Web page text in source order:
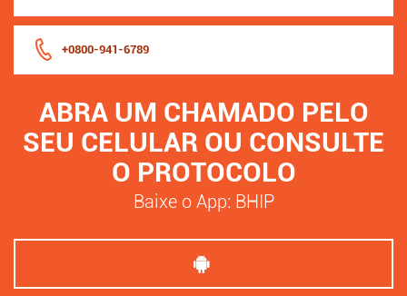
+0800-941-6789
ABRA UM CHAMADO PELO
SEU CELULAR OU CONSULTE
O PROTOCOLO
Baixe o App: BHIP